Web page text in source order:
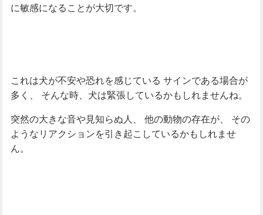
に敏感になることが大切です。
これは犬が不安や恐れを感じている サインである場合が
多く、
そんな時、犬は緊張しているかもしれませんね。
突然の大きな音や見知らぬ人、 他の動物の存在が、
その
ようなリアクションを引き起こしているかもしれませ
ん。